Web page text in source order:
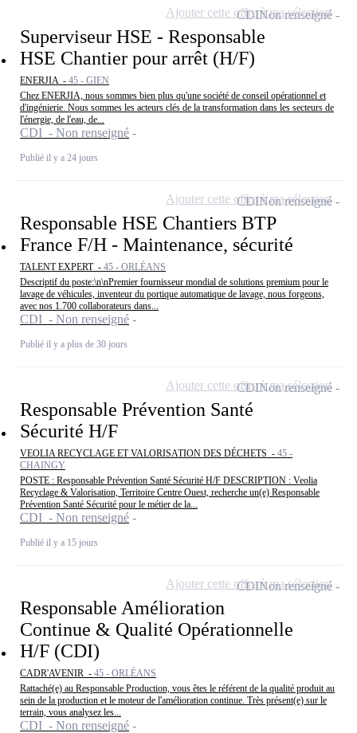
Superviseur HSE - Responsable
HSE Chantier pour arrêt (H/F)
ENERJIA - 45 - GIEN
Chez ENERJIA, nous sommes bien plus qu'une société de conseil opérationnel et
d'ingénierie. Nous sommes les acteurs clés de la transformation dans les secteurs de
l'énergie, de l'eau, de...
CDI - Non renseigné
Publié il y a 24 jours
CDINon renseigné
Ajouter cette offre à ma sélection
Responsable HSE Chantiers BTP
France F/H - Maintenance, sécurité
TALENT EXPERT - 45 - ORLÉANS
Descriptif du poste:\n\nPremier fournisseur mondial de solutions premium pour le
lavage de véhicules, inventeur du portique automatique de lavage, nous forgeons,
avec nos 1.700 collaborateurs dans...
CDI - Non renseigné
Publié il y a plus de 30 jours
CDINon renseigné
Ajouter cette offre à ma sélection
Responsable Prévention Santé
Sécurité H/F
VEOLIA RECYCLAGE ET VALORISATION DES DÉCHETS - 45 -
CHAINGY
POSTE : Responsable Prévention Santé Sécurité H/F DESCRIPTION : Veolia
Recyclage & Valorisation, Territoire Centre Ouest, recherche un(e) Responsable
Prévention Santé Sécurité pour le métier de la...
CDI - Non renseigné
Publié il y a 15 jours
CDINon renseigné
Ajouter cette offre à ma sélection
Responsable Amélioration
Continue & Qualité Opérationnelle
H/F (CDI)
CADR'AVENIR - 45 - ORLÉANS
Rattaché(e) au Responsable Production, vous êtes le référent de la qualité produit au
sein de la production et le moteur de l'amélioration continue. Très présent(e) sur le
terrain, vous analysez les...
CDI - Non renseigné
CDINon renseigné
Ajouter cette offre à ma sélection